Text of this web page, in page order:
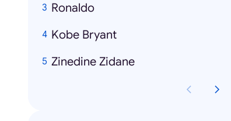
Ronaldo
Kobe Bryant
Zinedine Zidane